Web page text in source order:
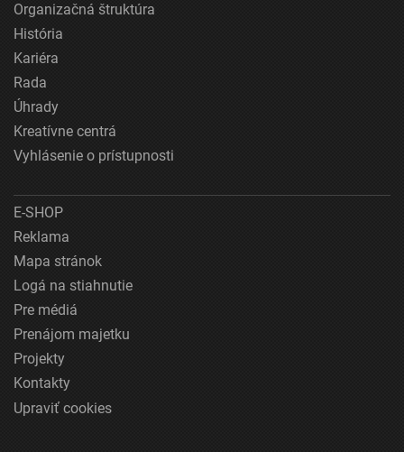
Organizačná štruktúra
História
Kariéra
Rada
Úhrady
Kreatívne centrá
Vyhlásenie o prístupnosti
E-SHOP
Reklama
Mapa stránok
Logá na stiahnutie
Pre médiá
Prenájom majetku
Projekty
Kontakty
Upraviť cookies